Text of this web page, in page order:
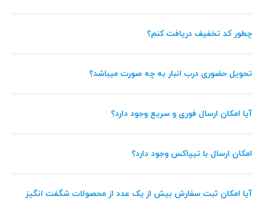
چطور کد تخفیف دریافت کنم؟
تحویل حضوری درب انبار به چه صورت میباشد؟
آیا امکان ارسال فوری و سریع وجود دارد؟
امکان ارسال با تیپاکس وجود دارد؟
آیا امکان ثبت سفارش بیش از یک عدد از محصولات شگفت انگیز